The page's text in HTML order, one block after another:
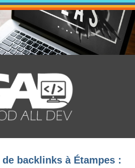
backlinks à Étampes :